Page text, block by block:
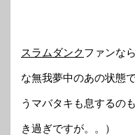
スラムダンクファンな
な無我夢中のあの状態
うマバタキも息するの
き過ぎですが。。）